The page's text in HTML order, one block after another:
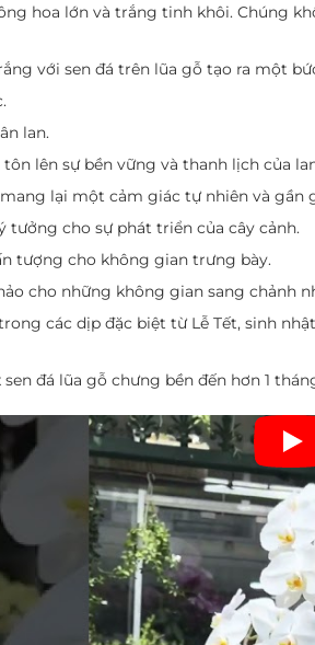
hoa lớn và trắng tinh khôi. Chúng
với sen đá trên lũa gỗ tạo ra một
lan.
lên sự bền vững và thanh lịch của
lại một cảm giác tự nhiên và gần
cho sự phát triển của cây cảnh.
tượng cho không gian trưng bày.
cho những không gian sang chảnh
các dịp đặc biệt từ Lễ Tết, sinh
đá lũa gỗ chưng bền đến hơn 1